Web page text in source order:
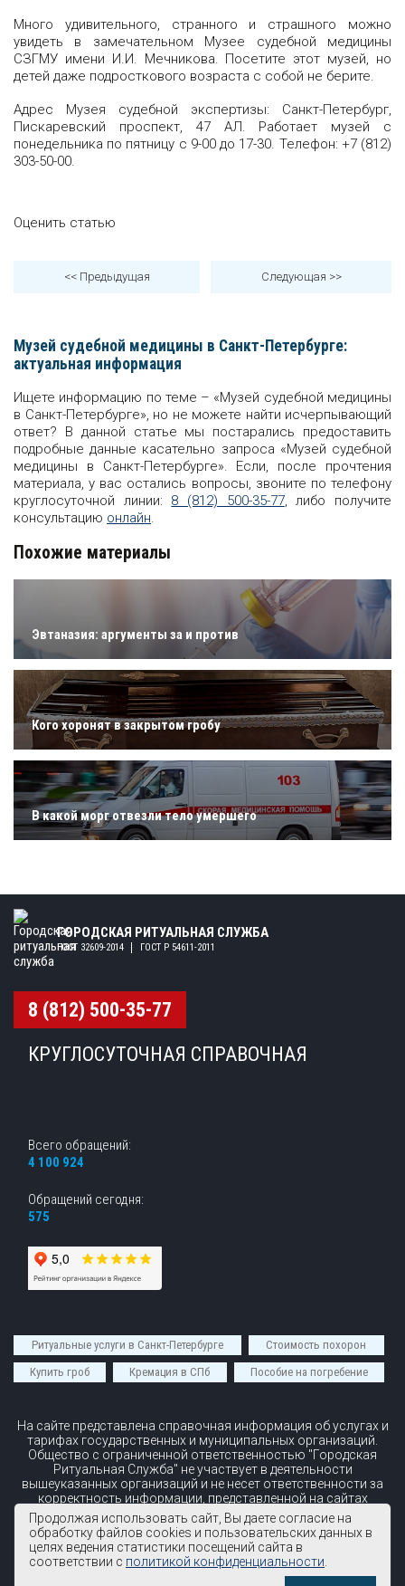
Много удивительного, странного и страшного можно
увидеть в замечательном Музее судебной медицины
СЗГМУ имени И.И. Мечникова. Посетите этот музей, но
детей даже подросткового возраста с собой не берите.
Адрес Музея судебной экспертизы: Санкт-Петербург,
Пискаревский проспект, 47 АЛ. Работает музей с
понедельника по пятницу с 9-00 до 17-30. Телефон: +7 (812)
303-50-00.
Оценить статью
<< Предыдущая Следующая >>
Музей судебной медицины в Санкт-Петербурге:
актуальная информация
Ищете информацию по теме – «Музей судебной медицины
в Санкт-Петербурге», но не можете найти исчерпывающий
ответ? В данной статье мы постарались предоставить
подробные данные касательно запроса «Музей судебной
медицины в Санкт-Петербурге». Если, после прочтения
материала, у вас остались вопросы, звоните по телефону
круглосуточной линии: 8 (812) 500-35-77, либо получите
консультацию онлайн.
Похожие материалы
Эвтаназия: аргументы за и против
Кого хоронят в закрытом гробу
В какой морг отвезли тело умершего
ГОРОДСКАЯ РИТУАЛЬНАЯ СЛУЖБА
ГОСТ 32609-2014 ГОСТ Р 54611-2011
8 (812) 500-35-77
КРУГЛОСУТОЧНАЯ СПРАВОЧНАЯ
Всего обращений:
4 100 924
Обращений сегодня:
575
Ритуальные услуги в Санкт-Петербурге
Стоимость похорон
Купить гроб
Кремация в СПб Пособие на погребение
На сайте представлена справочная информация об услугах и
тарифах государственных и муниципальных организаций.
Общество с ограниченной ответственностью "Городская
Ритуальная Служба" не участвует в деятельности
вышеуказанных организаций и не несет ответственности за
корректность информации, представленной на сайтах
вышеуказанных организаций.
© 2026 ООО "Городская ритуальная служба"
Все права защищены
Продолжая использовать сайт, Вы даете согласие на
обработку файлов cookies и пользовательских данных в
целях ведения статистики посещений сайта в
соответствии с политикой конфиденциальности